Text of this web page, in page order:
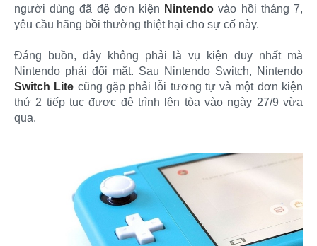
người dùng đã đệ đơn kiện Nintendo vào hồi tháng 7,
yêu cầu hãng bồi thường thiệt hại cho sự cố này.
Đáng buồn, đây không phải là vụ kiện duy nhất mà
Nintendo phải đối mặt. Sau Nintendo Switch, Nintendo
Switch Lite cũng gặp phải lỗi tương tự và một đơn kiện
thứ 2 tiếp tục được đệ trình lên tòa vào ngày 27/9 vừa
qua.